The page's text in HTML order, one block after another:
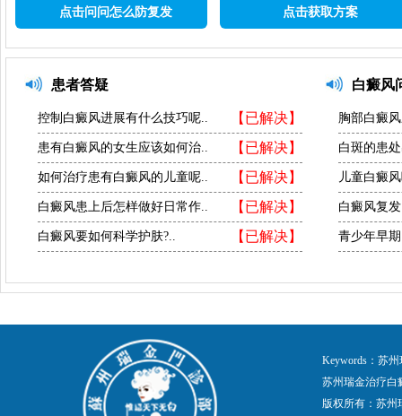
点击问问怎么防复发 点击获取方案
患者答疑
【已解决】
控制白癜风进展有什么技巧呢..
【已解决】
患有白癜风的女生应该如何治..
【已解决】
如何治疗患有白癜风的儿童呢..
【已解决】
白癜风患上后怎样做好日常作..
【已解决】
白癜风要如何科学护肤?..
白癜风
胸部白癜
白斑的患
儿童白癜
白癜风复
青少年早
Keywords：苏
苏州瑞金治疗白
版权所有：苏